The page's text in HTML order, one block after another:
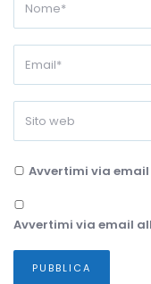
Avvertimi via
Avvertimi via email